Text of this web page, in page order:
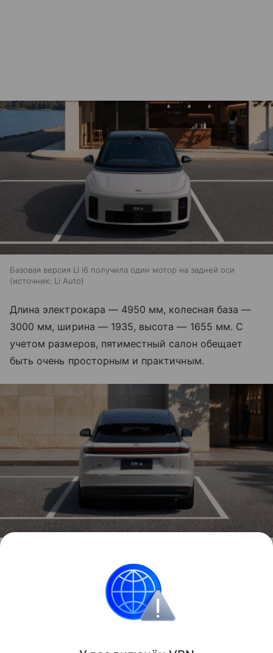
Базовая версия Li i6 получила один мотор на задней оси
источник: Li Auto
Длина электрокара — 4950 мм, колесная база —
3000 мм, ширина — 1935, высота — 1655 мм. С
учетом размеров, пятиместный салон обещает
быть очень просторным и практичным.
менее чем за четыре секунды источник:
Ориентировочная стоимость Li i6 начнется от 200
тысяч юаней (около 2,18 млн рублей).
Цены Электромобили